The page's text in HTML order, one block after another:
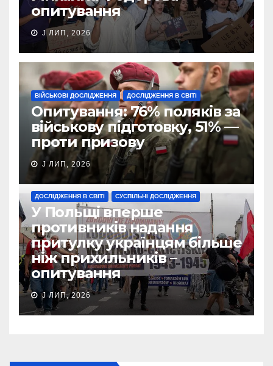
опитування
J ЛИП, 2026
ВІЙСЬКОВІ ДОСЛІДЖЕННЯ ДОСЛІДЖЕННЯ В СВІТІ
Опитування: 76% поляків за
військову підготовку, 51% —
проти призову
J ЛИП, 2026
ДОСЛІДЖЕННЯ В СВІТІ СУСПІЛЬНІ ДОСЛІДЖЕННЯ
У Польщі вперше
противників надання
притулку українцям більше
ніж прихильників –
опитування
J ЛИП, 2026